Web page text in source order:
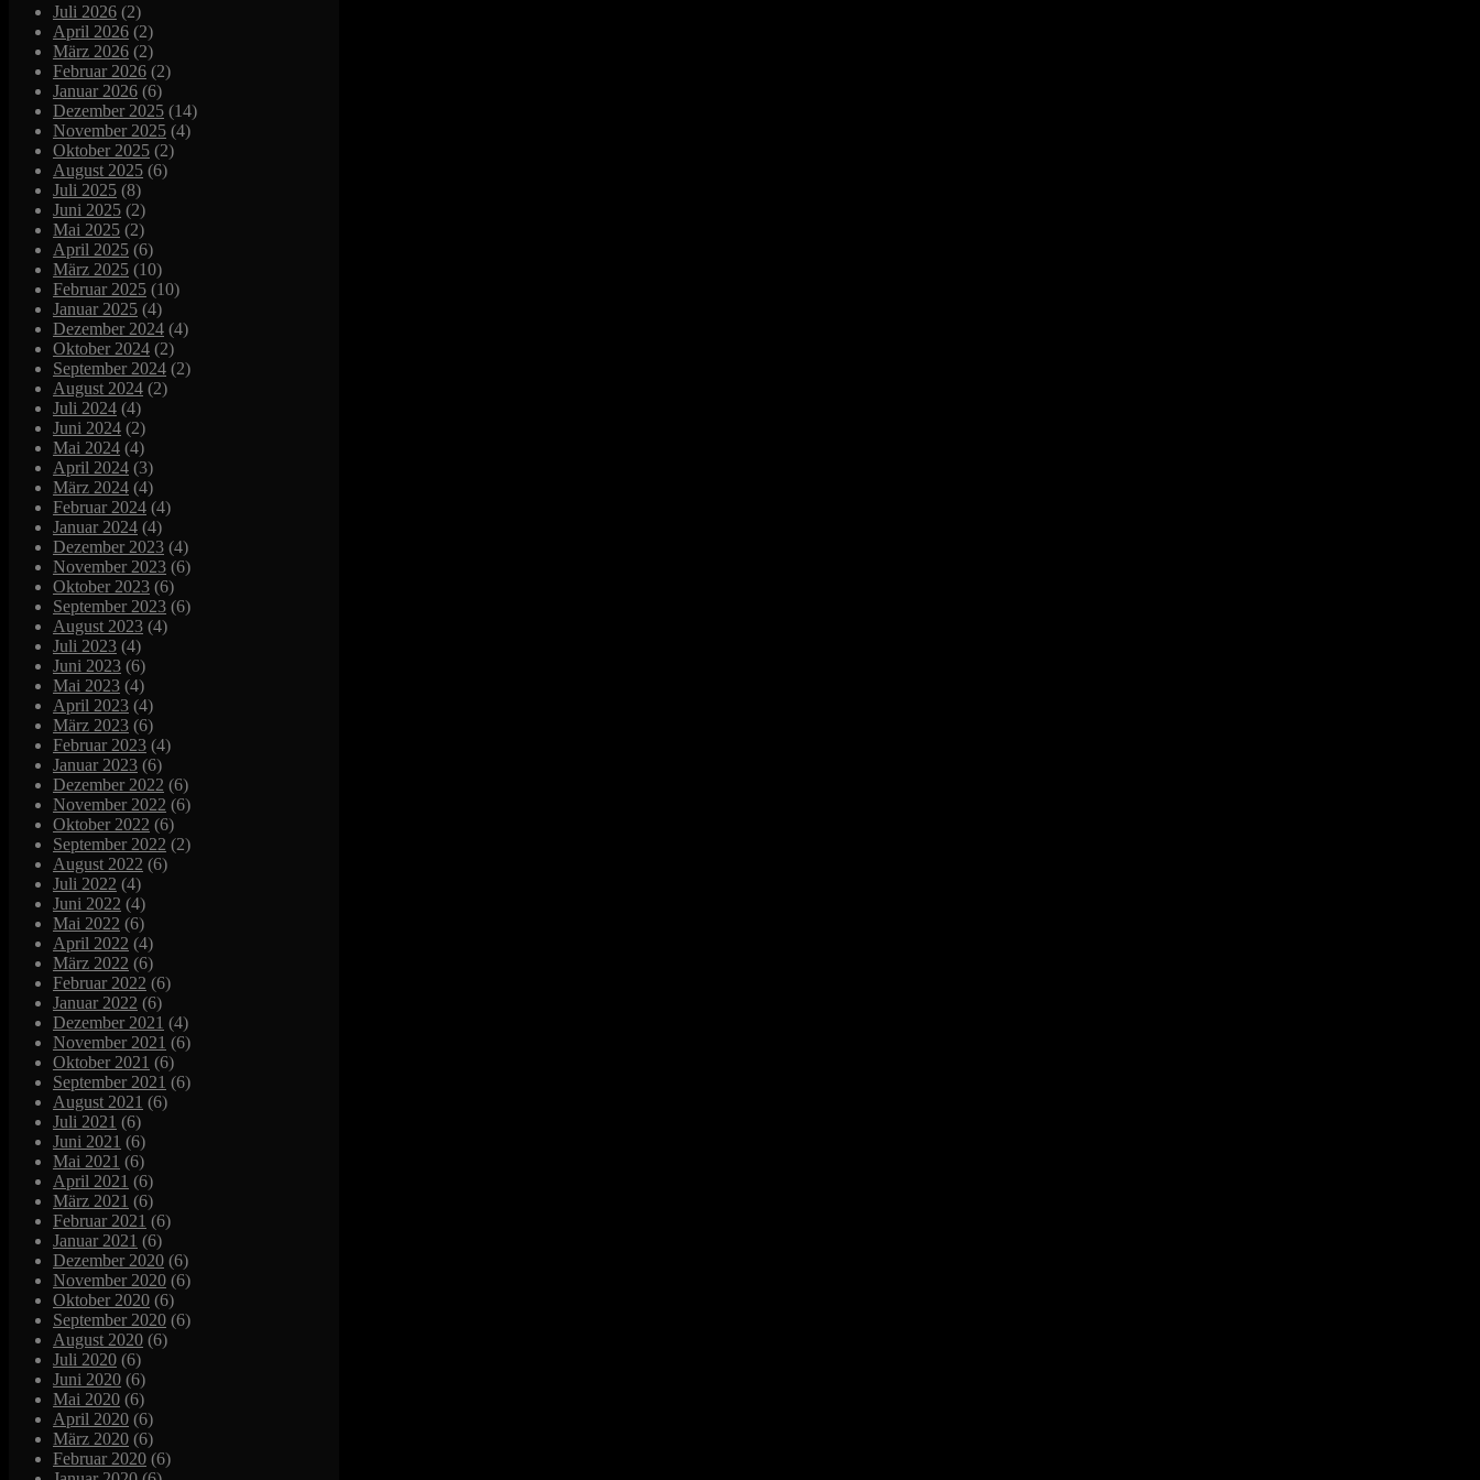
Juli 2026 (2)
April 2026 (2)
März 2026 (2)
Februar 2026 (2)
Januar 2026 (6)
Dezember 2025 (14)
November 2025 (4)
Oktober 2025 (2)
August 2025 (6)
Juli 2025 (8)
Juni 2025 (2)
Mai 2025 (2)
April 2025 (6)
März 2025 (10)
Februar 2025 (10)
Januar 2025 (4)
Dezember 2024 (4)
Oktober 2024 (2)
September 2024 (2)
August 2024 (2)
Juli 2024 (4)
Juni 2024 (2)
Mai 2024 (4)
April 2024 (3)
März 2024 (4)
Februar 2024 (4)
Januar 2024 (4)
Dezember 2023 (4)
November 2023 (6)
Oktober 2023 (6)
September 2023 (6)
August 2023 (4)
Juli 2023 (4)
Juni 2023 (6)
Mai 2023 (4)
April 2023 (4)
März 2023 (6)
Februar 2023 (4)
Januar 2023 (6)
Dezember 2022 (6)
November 2022 (6)
Oktober 2022 (6)
September 2022 (2)
August 2022 (6)
Juli 2022 (4)
Juni 2022 (4)
Mai 2022 (6)
April 2022 (4)
März 2022 (6)
Februar 2022 (6)
Januar 2022 (6)
Dezember 2021 (4)
November 2021 (6)
Oktober 2021 (6)
September 2021 (6)
August 2021 (6)
Juli 2021 (6)
Juni 2021 (6)
Mai 2021 (6)
April 2021 (6)
März 2021 (6)
Februar 2021 (6)
Januar 2021 (6)
Dezember 2020 (6)
November 2020 (6)
Oktober 2020 (6)
September 2020 (6)
August 2020 (6)
Juli 2020 (6)
Juni 2020 (6)
Mai 2020 (6)
April 2020 (6)
März 2020 (6)
Februar 2020 (6)